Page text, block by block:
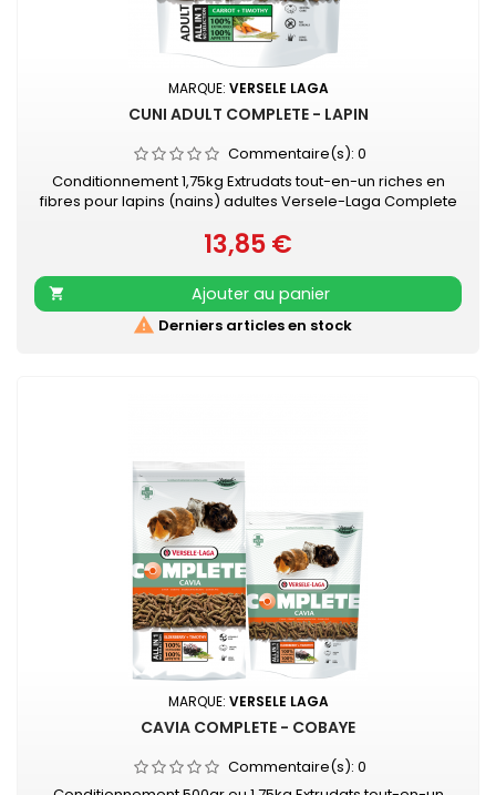
MARQUE: VERSELE LAGA
CUNI ADULT COMPLETE - LAPIN
Commentaire(s): 0
Conditionnement 1,75kg Extrudats tout-en-un riches en
fibres pour lapins (nains) adultes Versele-Laga Complete
tout-en-un évitent le comportement alimentaire sélectif.
De cette façon, votre lapin reçoit tous les nutriments
essentiels et pourra-t-il rester en parfaite santé. L'aliment
sans...
Prix
13,85 €

Ajouter au panier
 Derniers articles en stock
MARQUE: VERSELE LAGA
CAVIA COMPLETE - COBAYE
Commentaire(s): 0